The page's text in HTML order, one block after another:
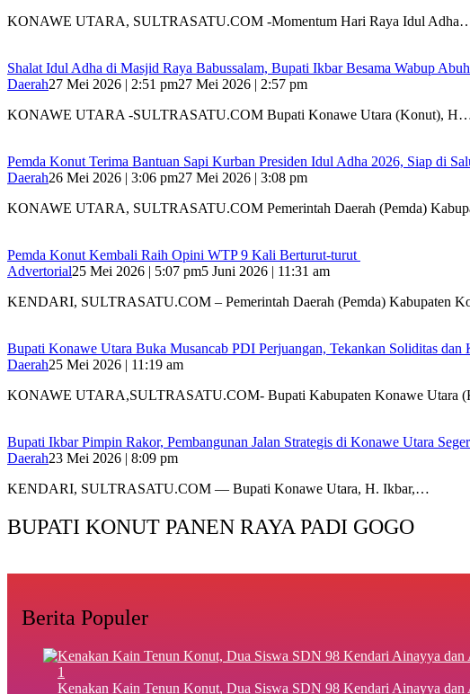
KONAWE UTARA, SULTRASATU.COM -Momentum Hari Raya Idul
Shalat Idul Adha di Masjid Raya Babussalam, Bupati Ikbar Besama Wabup
Daerah27 Mei 2026 | 2:51 pm27 Mei 2026 | 2:57 pm
KONAWE UTARA -SULTRASATU.COM Bupati Konawe Utara (Konut),
Pemda Konut Terima Bantuan Sapi Kurban Presiden Idul Adha 2026, Siap di
Daerah26 Mei 2026 | 3:06 pm27 Mei 2026 | 3:08 pm
KONAWE UTARA, SULTRASATU.COM Pemerintah Daerah (Pemda)
Pemda Konut Kembali Raih Opini WTP 9 Kali Berturut-turut
Advertorial25 Mei 2026 | 5:07 pm5 Juni 2026 | 11:31 am
KENDARI, SULTRASATU.COM – Pemerintah Daerah (Pemda) Kabupaten
Bupati Konawe Utara Buka Musancab PDI Perjuangan, Tekankan Soliditas dan
Daerah25 Mei 2026 | 11:19 am
KONAWE UTARA,SULTRASATU.COM- Bupati Kabupaten Konawe Utara
Bupati Ikbar Pimpin Rakor, Pembangunan Jalan Strategis di Konawe Utara
Daerah23 Mei 2026 | 8:09 pm
KENDARI, SULTRASATU.COM — Bupati Konawe Utara, H. Ikbar,…
BUPATI KONUT PANEN RAYA PADI GOGO
Berita Populer
1
‎Kenakan Kain Tenun Konut, Dua Siswa SDN 98 Kendari Ainayya